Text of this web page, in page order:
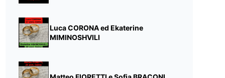
Luca CORONA ed Ekaterine
MIMINOSHVILI